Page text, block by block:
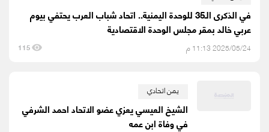
في الذكرى الـ35 للوحدة اليمنية.. اتحاد شباب العرب يحتفي بيوم
عربي خالد بمقر مجلس الوحدة الاقتصادية
2025/05/24 11:13 م 115
يمن اتحادي
الشيخ العيسي يعزي عضو الاتحاد احمد الشرفي
في وفاة ابن عمه